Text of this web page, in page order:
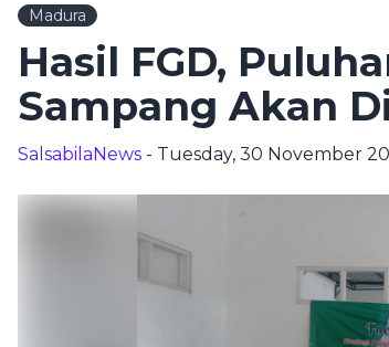
Madura
Hasil FGD,
Sampang Akan
SalsabilaNews - Tuesday, 30 November